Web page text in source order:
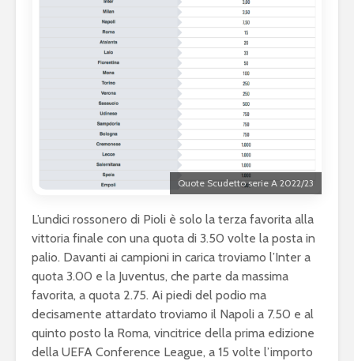
Quote Scudetto serie A 2022/23
L’undici rossonero di Pioli è solo la terza favorita alla
vittoria finale con una quota di 3.50 volte la posta in
palio. Davanti ai campioni in carica troviamo l’Inter a
quota 3.00 e la Juventus, che parte da massima
favorita, a quota 2.75. Ai piedi del podio ma
decisamente attardato troviamo il Napoli a 7.50 e al
quinto posto la Roma, vincitrice della prima edizione
della UEFA Conference League, a 15 volte l’importo